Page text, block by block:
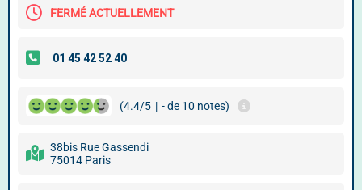
FERMÉ ACTUELLEMENT
(4.4/5 | - de 10 notes)
38bis Rue Gassendi
75014 Paris